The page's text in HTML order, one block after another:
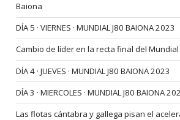
Baiona
DÍA 5 · VIERNES · MUNDIAL J80 BAIONA 2023
Cambio de líder en la recta final del Mundial
DÍA 4 · JUEVES · MUNDIAL J80 BAIONA 2023
DÍA 3 · MIERCOLES · MUNDIAL J80 BAIONA
Las flotas cántabra y gallega pisan el